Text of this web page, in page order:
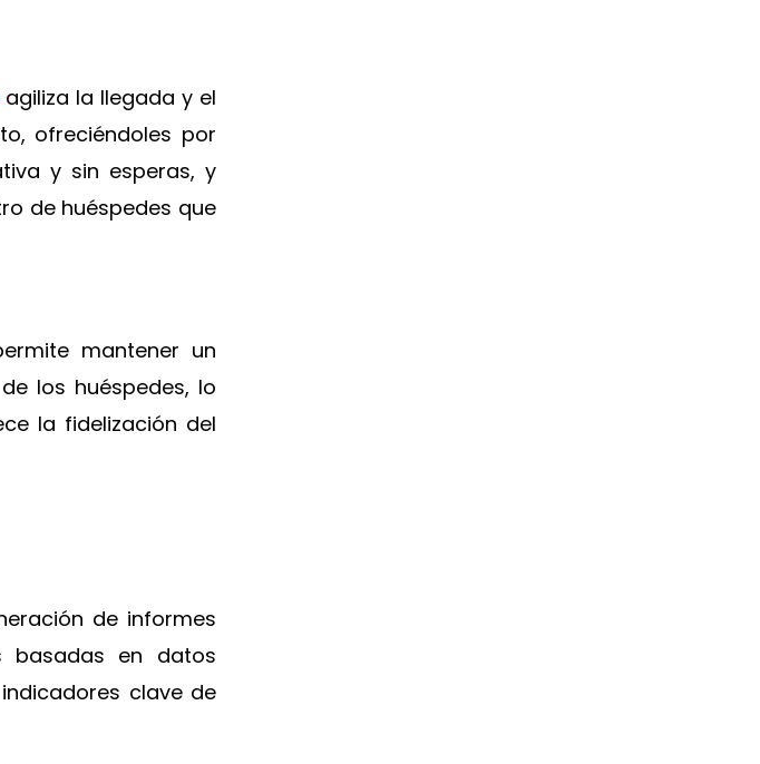
agiliza la llegada y el
ofreciéndoles por
y sin esperas, y
de huéspedes que
mantener un
los huéspedes, lo
la fidelización del
de informes
basadas en datos
clave de